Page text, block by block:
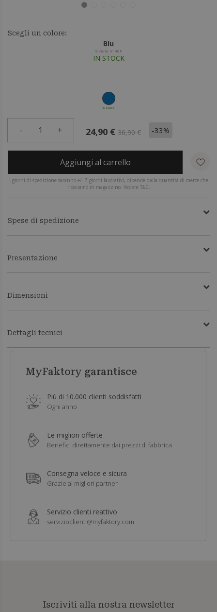
Scegli un colore:
Blu
Inviata in 48h
IN STOCK
IN STOCK
- 1 + 24,90 € 36,90 € -33%
Aggiungi al carrello
I giorni di spedizione saranno +/- 7 giorni lavorativi, dipende dalla quantità di merce che
riceviamo in magazzino. Vedere T&C.
Spese di spedizione
Presentazione
Dimensioni
Dettagli tecnici
MyFaktory garantisce
Più di 10.000 clienti soddisfatti
Ogni anno
Le migliori offerte
Benefici direttamente dai prezzi di fabbrica
Consegna veloce e sicura
Grazie ai migliori partner
Servizio clienti reattivo
servizioclienti@myfaktory.com
Iscriviti alla nostra newsletter